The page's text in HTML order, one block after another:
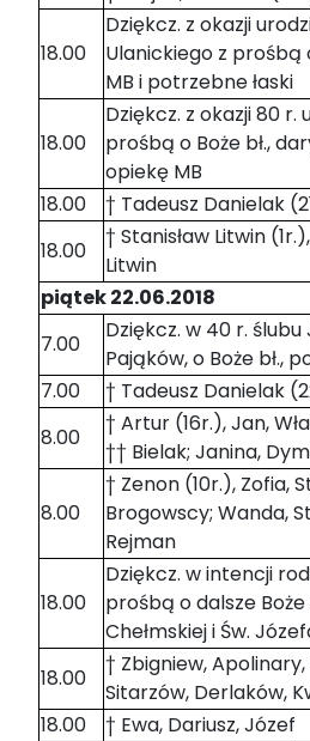
18.00
Dziękcz. z okazji
Ulanickiego z prośbą
MB i potrzebne łaski
18.00
Dziękcz. z okazji 80 r.
prośbą o Boże bł.,
opiekę MB
18.00
† Tadeusz Danielak
18.00
† Stanisław Litwin
Litwin
piątek 22.06.2018
7.00
Dziękcz. w 40 r.
Pająków, o Boże bł.,
7.00
† Tadeusz Danielak
8.00
† Artur (16r.), Jan,
†† Bielak; Janina,
8.00
† Zenon (10r.), Zofia,
Brogowscy; Wanda,
Rejman
18.00
Dziękcz. w intencji
prośbą o dalsze Boże
Chełmskiej i Św.
18.00
† Zbigniew,
Sitarzów, Derlaków,
18.00
† Ewa, Dariusz, Józef